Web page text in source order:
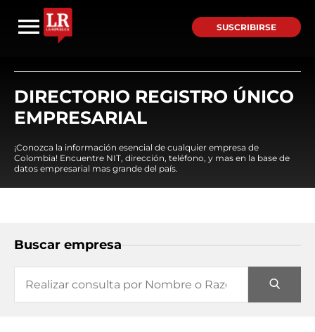
SUSCRIBIRSE
DIRECTORIO REGISTRO ÚNICO
EMPRESARIAL
¡Conozca la información esencial de cualquier empresa de
Colombia! Encuentre NIT, dirección, teléfono, y mas en la base de
datos empresarial mas grande del país.
Buscar empresa